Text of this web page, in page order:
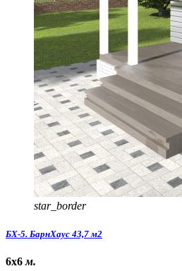
star_border
БХ-5. БарнХаус 43,7 м2
6х6 м.